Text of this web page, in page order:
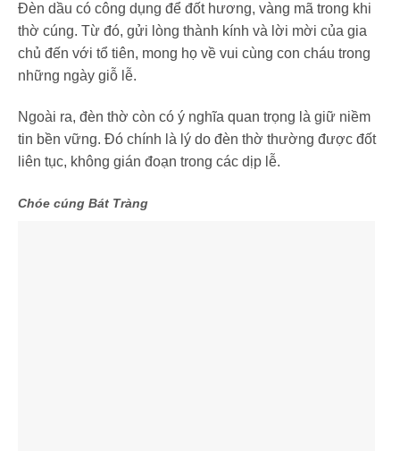
Đèn dầu có công dụng để đốt hương, vàng mã trong khi
thờ cúng. Từ đó, gửi lòng thành kính và lời mời của gia
chủ đến với tổ tiên, mong họ về vui cùng con cháu trong
những ngày giỗ lễ.
Ngoài ra, đèn thờ còn có ý nghĩa quan trọng là giữ niềm
tin bền vững. Đó chính là lý do đèn thờ thường được đốt
liên tục, không gián đoạn trong các dịp lễ.
Chóe cúng Bát Tràng